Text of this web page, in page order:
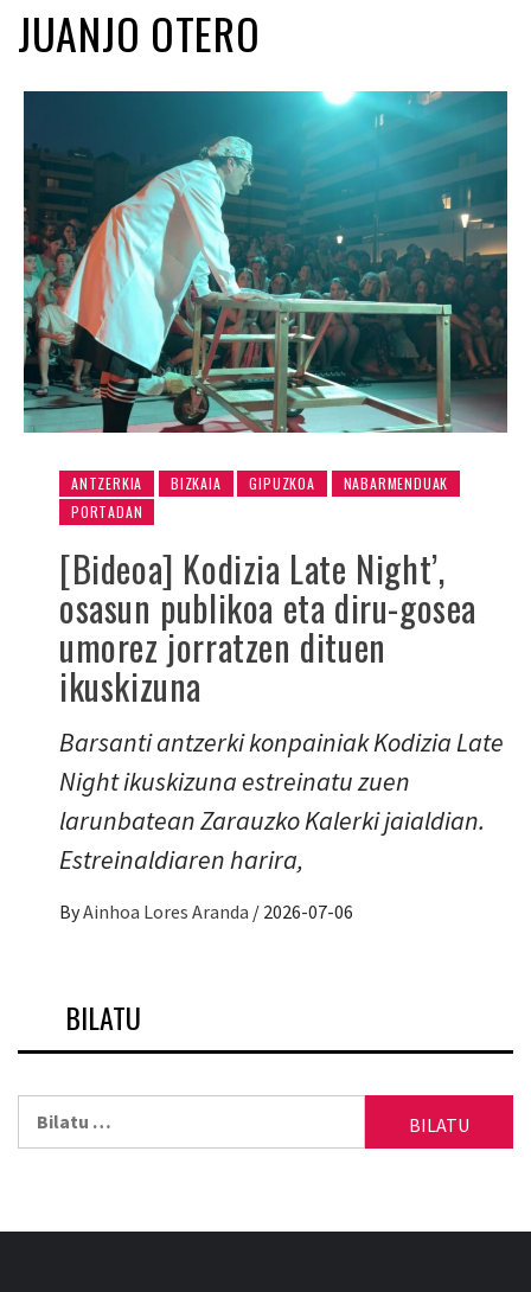
JUANJO OTERO
ANTZERKIA BIZKAIA GIPUZKOA
NABARMENDUAK
PORTADAN
[Bideoa] Kodizia Late Night’,
osasun publikoa eta diru-gosea
umorez jorratzen dituen
ikuskizuna
Barsanti antzerki konpainiak Kodizia Late
Night ikuskizuna estreinatu zuen
larunbatean Zarauzko Kalerki jaialdian.
Estreinaldiaren harira,
ByAinhoa Lores Aranda / 2026-07-06
BILATU